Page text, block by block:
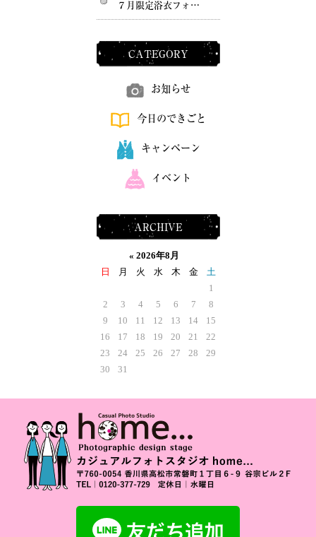
７月限定浴衣フォ…
CATEGORY
お知らせ
今日のできごと
キャンペーン
イベント
ARCHIVE
« 2026年8月
日
月 火 水 木 金
土
1
2
3 4 5 6 7
8
9
10 11 12 13 14
15
16
17 18 19 20 21
22
23
24 25 26 27 28
29
30
31